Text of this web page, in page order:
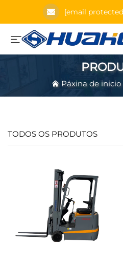
[email
Páxina de inicio
TODOS OS PRODUTOS